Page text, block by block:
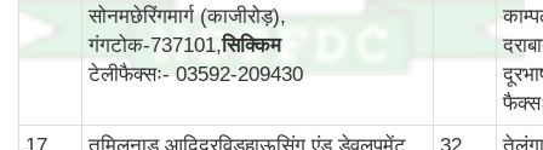
सोनमछेरिंगमार्ग (काजीरोड़),
गंगटोक-737101,सिक्किम
टेलीफैक्सः- 03592-209430
17
तमिलनाडु आदिद्रविड़हाऊसिंग एंड डेवलपमेंट
32